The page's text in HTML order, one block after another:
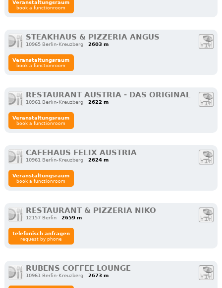
Veranstaltungsraum
book a functionroom
STEAKHAUS & PIZZERIA ANGUS
10965 Berlin-Kreuzberg 2603 m
Veranstaltungsraum
book a functionroom
RESTAURANT AUSTRIA - DAS ORIGINAL
10961 Berlin-Kreuzberg 2622 m
Veranstaltungsraum
book a functionroom
CAFEHAUS FELIX AUSTRIA
10961 Berlin-Kreuzberg 2624 m
Veranstaltungsraum
book a functionroom
RESTAURANT & PIZZERIA NIKO
12157 Berlin 2659 m
telefonisch anfragen
request by phone
RUBENS COFFEE LOUNGE
10961 Berlin-Kreuzberg 2673 m